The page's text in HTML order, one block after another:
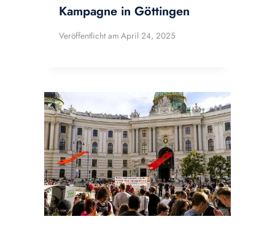
Kampagne in Göttingen
Veröffentlicht am April 24, 2025